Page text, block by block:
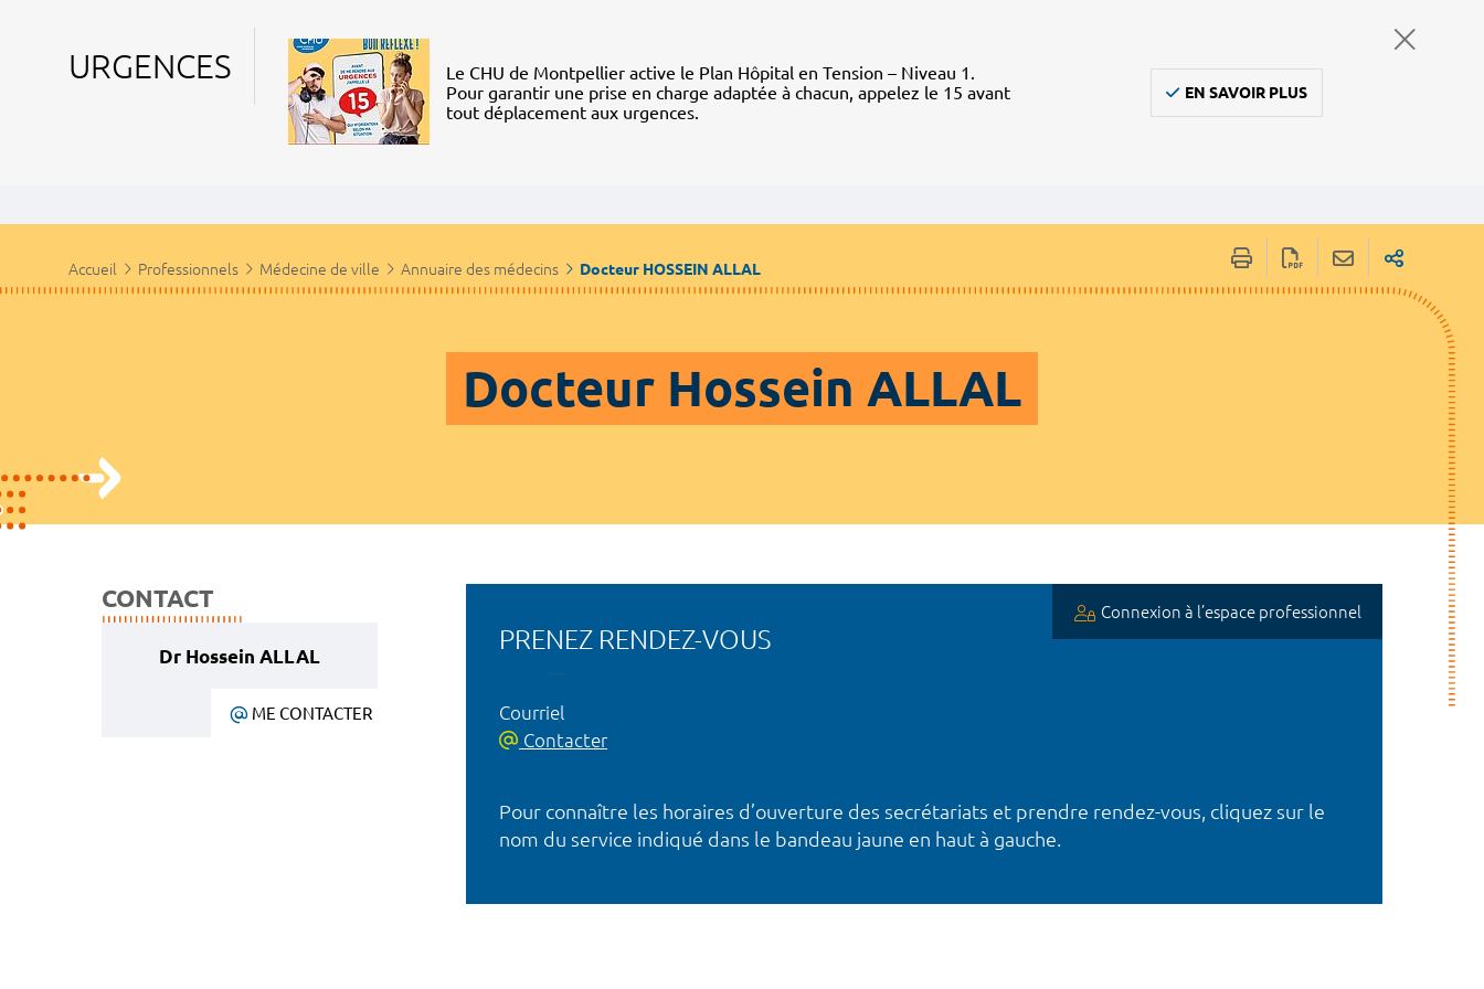
URGENCES
Le CHU de Montpellier active le Plan Hôpital en Tension – Niveau 1.
Pour garantir une prise en charge adaptée à chacun, appelez le 15 avant
tout déplacement aux urgences.
EN SAVOIR PLUS
Accueil Professionnels Médecine de ville Annuaire des médecins Docteur HOSSEIN ALLAL
Docteur Hossein ALLAL
CONTACT
Dr Hossein ALLAL
ME CONTACTER
PRENEZ RENDEZ-VOUS
Connexion à l’espace professionnel
Courriel
Contacter
Pour connaître les horaires d’ouverture des secrétariats et prendre rendez-vous, cliquez sur le
nom du service indiqué dans le bandeau jaune en haut à gauche.